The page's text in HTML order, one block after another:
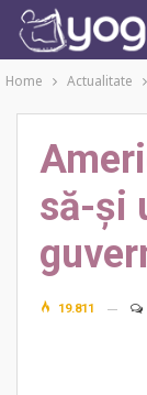
Home Actualitate
să-și
19.811